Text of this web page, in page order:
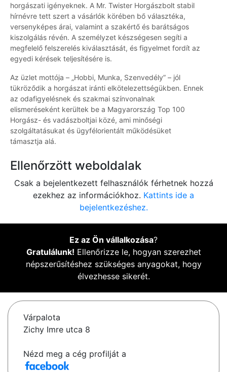
horgászati igényeknek. A Mr. Twister Horgászbolt stabil
hírnévre tett szert a vásárlók körében bő választéka,
versenyképes árai, valamint a szakértő és barátságos
kiszolgálás révén. A személyzet készségesen segíti a
megfelelő felszerelés kiválasztását, és figyelmet fordít az
egyedi kérések teljesítésére is.
Az üzlet mottója – „Hobbi, Munka, Szenvedély” – jól
tükröződik a horgászat iránti elkötelezettségükben. Ennek
az odafigyelésnek és szakmai színvonalnak
elismeréseként kerültek be a Magyarország Top 100
Horgász- és vadászboltjai közé, ami minőségi
szolgáltatásukat és ügyfélorientált működésüket
támasztja alá.
Ellenőrzött weboldalak
Csak a bejelentkezett felhasználók férhetnek hozzá
ezekhez az információkhoz. Kattints ide a
bejelentkezéshez.
Ez az Ön vállalkozása?
Gratulálunk! Ellenőrizze le, hogyan szerezhet
népszerűsítéshez szükséges anyagokat, hogy
élvezhesse sikerét.
Várpalota
Zichy Imre utca 8
Nézd meg a cég profilját a